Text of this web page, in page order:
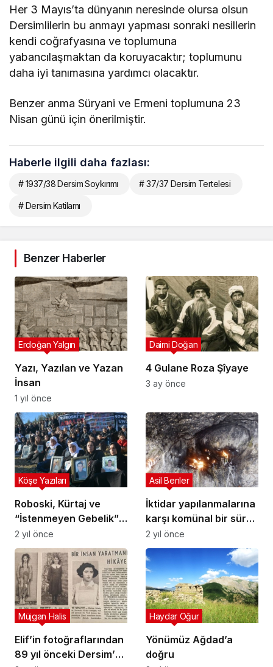
Her 3 Mayıs’ta dünyanın neresinde olursa olsun
Dersimlilerin bu anmayı yapması sonraki nesillerin
kendi coğrafyasına ve toplumuna
yabancılaşmaktan da koruyacaktır; toplumunu
daha iyi tanımasına yardımcı olacaktır.
Benzer anma Süryani ve Ermeni toplumuna 23
Nisan günü için önerilmiştir.
Haberle ilgili daha fazlası:
# 1937/38 Dersim Soykırımı # 37/37 Dersim Tertelesi
# Dersim Katilamı
Benzer Haberler
Yazı, Yazılan ve Yazan
İnsan
Erdoğan Yalgın
1 yıl önce
4 Gulane Roza Şîyaye
Daimi Doğan
3 ay önce
Roboski, Kürtaj ve
“İstenmeyen Gebelik”
Olarak Kürt Sorunu
Köşe Yazıları
2 yıl önce
İktidar yapılanmalarına
karşı komünal bir sürek
olarak Alevilik
Asil Benler
2 yıl önce
Elif’in fotoğraflarından
89 yıl önceki Dersim’e
Müjgan Halis
Yönümüz Ağdad’a
doğru
Haydar Oğur